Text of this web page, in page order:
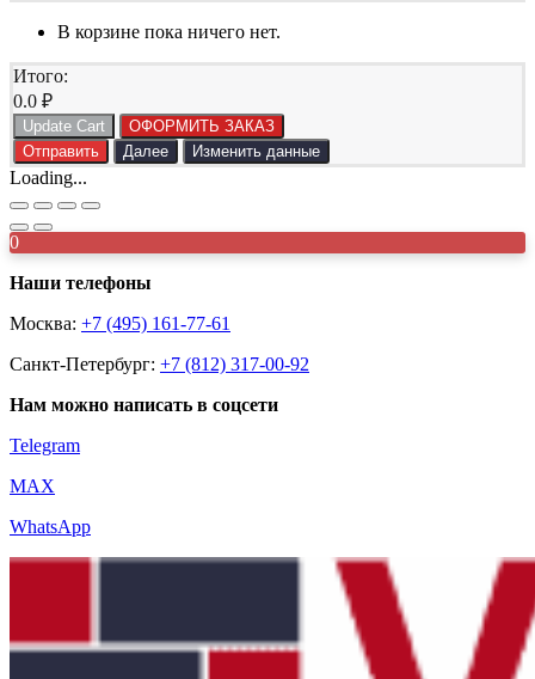
В корзине пока ничего нет.
Итого:
0.0 ₽
Update Cart
ОФОРМИТЬ ЗАКАЗ
Отправить
Далее Изменить данные
Loading...
0
Наши телефоны
Москва: +7 (495) 161-77-61
Санкт-Петербург: +7 (812) 317-00-92
Нам можно написать в соцсети
Telegram
MAX
WhatsApp